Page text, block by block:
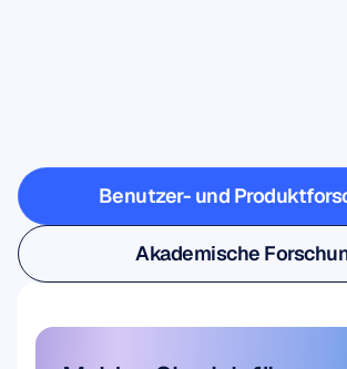
dasLabor
Benutzer- und
Benutzer- und
Akademische
Akademische